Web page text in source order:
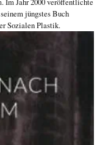
jüngstes Buch
Sozialen Plastik.